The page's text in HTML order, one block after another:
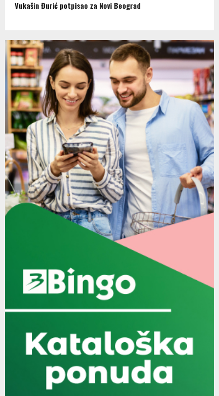
Vukašin Đurić potpisao za Novi Beograd